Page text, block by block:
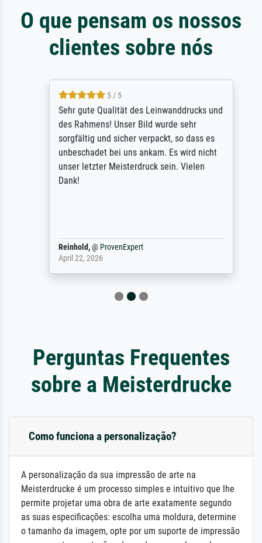
O que pensam os nossos
clientes sobre nós
5 / 5
Sehr gute Qualität des Leinwanddrucks und
des Rahmens! Unser Bild wurde sehr
sorgfältig und sicher verpackt, so dass es
unbeschadet bei uns ankam. Es wird nicht
unser letzter Meisterdruck sein. Vielen
Dank!
Reinhold,@ProvenExpert
April 22, 2026
Perguntas Frequentes
sobre a Meisterdrucke
Como funciona a personalização?
A personalização da sua impressão de arte na
Meisterdrucke é um processo simples e intuitivo que lhe
permite projetar uma obra de arte exatamente segundo
as suas especificações: escolha uma moldura, determine
o tamanho da imagem, opte por um suporte de impressão